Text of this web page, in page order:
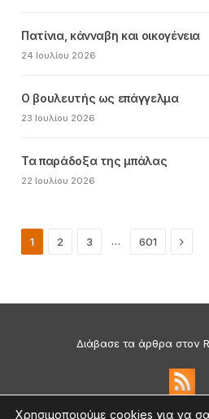
Πατίνια, κάνναβη και οικογένεια
24 Ιουλίου 2026
Ο βουλευτής ως επάγγελμα
23 Ιουλίου 2026
Τα παράδοξα της μπάλας
22 Ιουλίου 2026
1 2 3 … 601 Next
Διάβασε τα άρθρα στον
Χρησιμοποιούμε cookies για να